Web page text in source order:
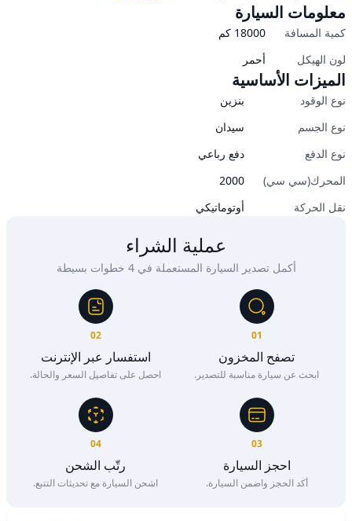
معلومات السيارة
كمية المسافة 18000 كم
لون الهيكل
أحمر
الميزات الأساسية
نوع الوقود
بنزين
نوع الجسم
سيدان
نوع الدفع
دفع رباعي
المحرك(سي سي)
2000
نقل الحركة
أوتوماتيكي
عملية الشراء
أكمل تصدير السيارة المستعملة في 4 خطوات بسيطة
01
تصفح المخزون
ابحث عن سيارة مناسبة للتصدير.
02
استفسار عبر الإنترنت
احصل على تفاصيل السعر والحالة.
03
احجز السيارة
أكد الحجز واضمن السيارة.
04
رتّب الشحن
اشحن السيارة مع تحديثات التتبع.